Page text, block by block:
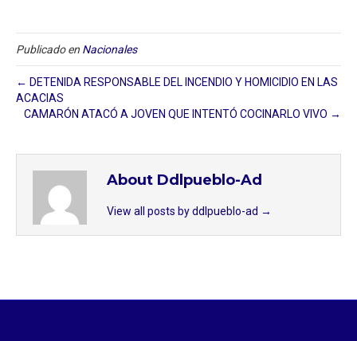
Publicado en Nacionales
← DETENIDA RESPONSABLE DEL INCENDIO Y HOMICIDIO EN LAS
ACACIAS
CAMARÓN ATACÓ A JOVEN QUE INTENTÓ COCINARLO VIVO →
About Ddlpueblo-Ad
View all posts by ddlpueblo-ad →